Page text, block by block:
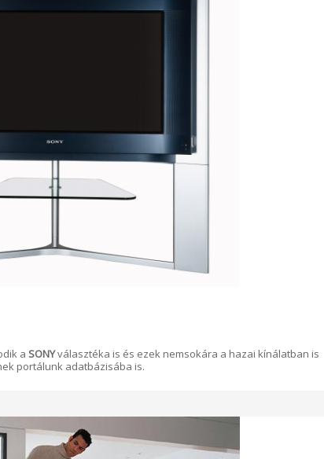
a SONYválasztéka is és ezek nemsokára a hazai kínálatban is
portálunk adatbázisába is.